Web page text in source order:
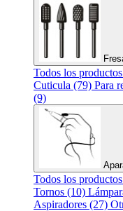
Todos los
Cuticula (79) Para
(9)
Todos los
Tornos (10)
Aspiradores (27)